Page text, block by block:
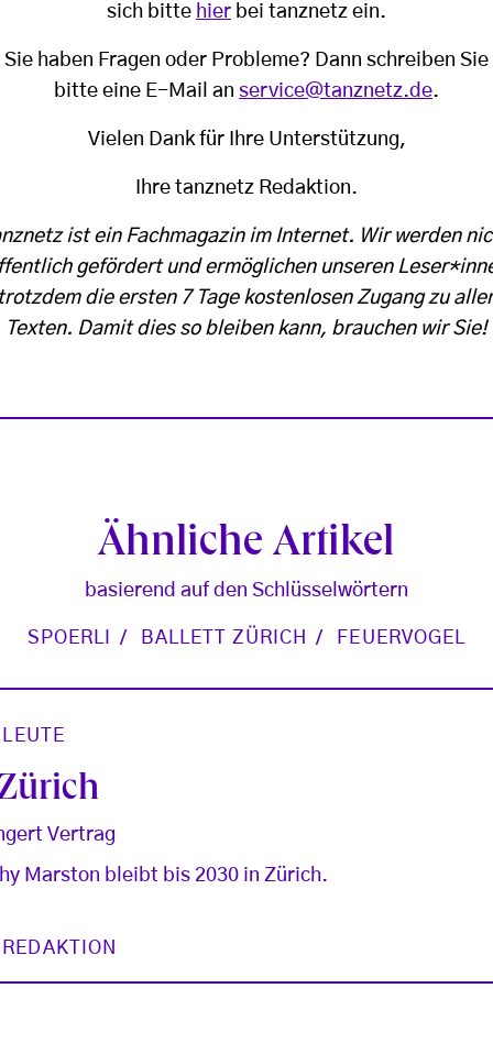
sich bitte hier bei tanznetz ein.
Sie haben Fragen oder Probleme? Dann schreiben Sie
bitte eine E-Mail an service@tanznetz.de.
Vielen Dank für Ihre Unterstützung,
Ihre tanznetz Redaktion.
ist ein Fachmagazin im Internet. Wir werden
gefördert und ermöglichen unseren
die ersten 7 Tage kostenlosen Zugang zu
Texten. Damit dies so bleiben kann, brauchen wir Sie!
Ähnliche Artikel
basierend auf den Schlüsselwörtern
SPOERLI BALLETT ZÜRICH FEUERVOGEL
LEUTE
Vertrag
Marston bleibt bis 2030 in Zürich.